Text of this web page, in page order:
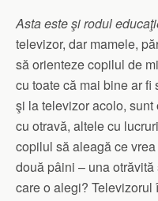
Asta este şi rodul
televizor, dar mamele,
să orienteze copilul de
cu toate că mai bine ar
şi la televizor acolo,
cu otravă, altele cu
copilul să aleagă ce
două pâini – una
care o alegi?